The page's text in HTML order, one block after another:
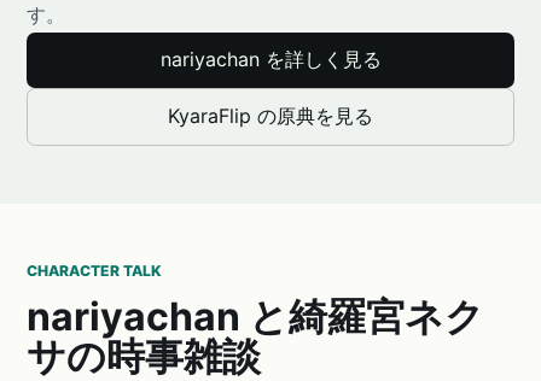
す。
nariyachan を詳しく見る
KyaraFlip の原典を見る
CHARACTER TALK
nariyachan と綺羅宮ネク
サの時事雑談